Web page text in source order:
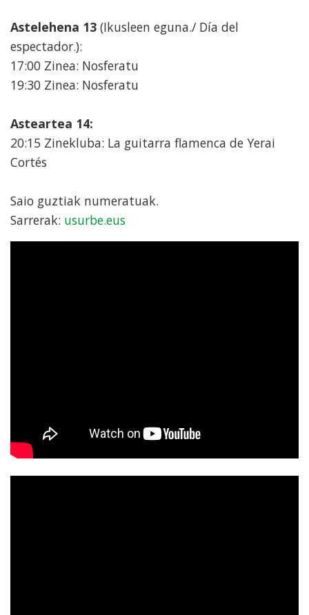
Astelehena 13 (Ikusleen eguna./ Día del
espectador.):
17:00 Zinea: Nosferatu
19:30 Zinea: Nosferatu
Asteartea 14:
20:15 Zinekluba: La guitarra flamenca de Yerai
Cortés
Saio guztiak numeratuak.
Sarrerak: usurbe.eus